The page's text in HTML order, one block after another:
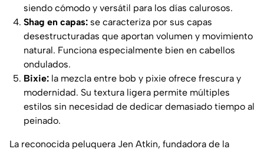
siendo cómodo y versátil para los días calurosos.
Shag en capas: se caracteriza por sus capas
desestructuradas que aportan volumen y movimiento
natural. Funciona especialmente bien en cabellos
ondulados.
Bixie: la mezcla entre bob y pixie ofrece frescura y
modernidad. Su textura ligera permite múltiples
estilos sin necesidad de dedicar demasiado tiempo al
peinado.
La reconocida peluquera Jen Atkin, fundadora de la